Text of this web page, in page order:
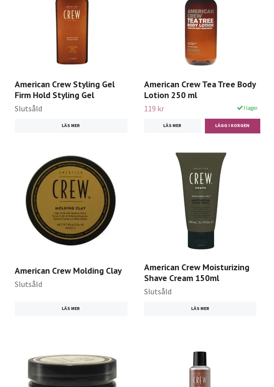
American Crew Styling Gel
Firm Hold Styling Gel
Slutsåld
LÄS MER
American Crew Tea Tree Body
Lotion 250 ml
119 kr I lager.
LÄS MER
American Crew Molding Clay
Slutsåld
LÄS MER
American Crew Moisturizing
Shave Cream 150ml
Slutsåld
LÄS MER